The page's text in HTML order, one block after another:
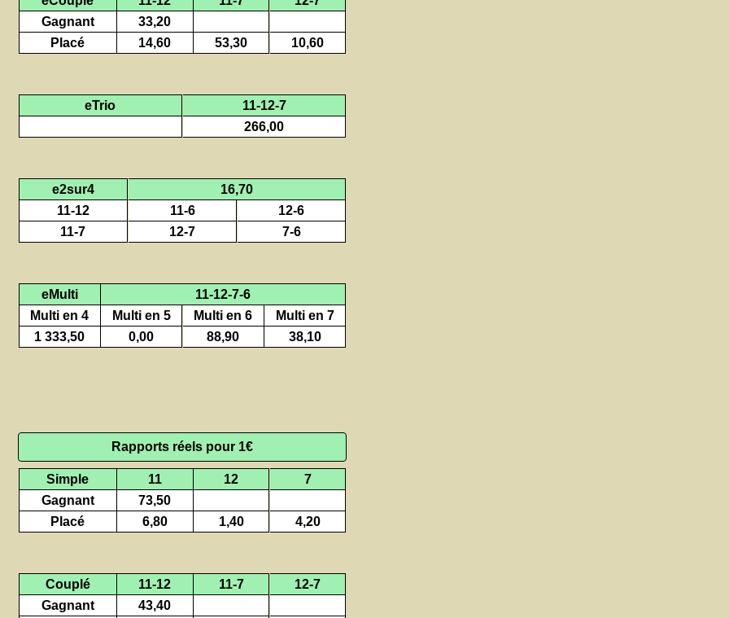
Gagnant
33,20
Placé
14,60 53,30 10,60
eTrio
11-12-7
266,00
e2sur4
16,70
11-12
11-6
12-6
11-7
12-7 7-6
eMulti
11-12-7-6
Multi en 4
Multi en 5 Multi en 6
Multi en 7
1 333,50
0,00 88,90 38,10
Rapports réels pour 1€
Simple 11 12
7
Gagnant
73,50
Placé
6,80 1,40 4,20
Couplé 11-12 11-7
12-7
Gagnant
43,40